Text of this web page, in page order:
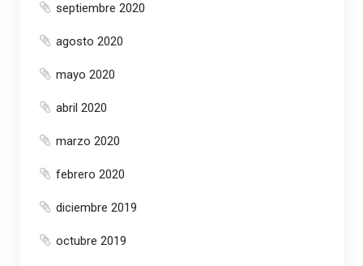
septiembre 2020
agosto 2020
mayo 2020
abril 2020
marzo 2020
febrero 2020
diciembre 2019
octubre 2019